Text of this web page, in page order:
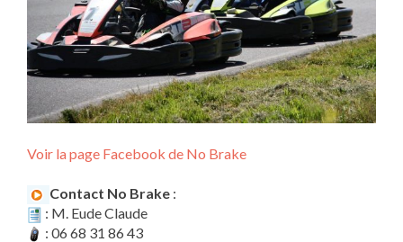
Voir la page Facebook de No Brake
Contact No Brake :
: M. Eude Claude
: 06 68 31 86 43